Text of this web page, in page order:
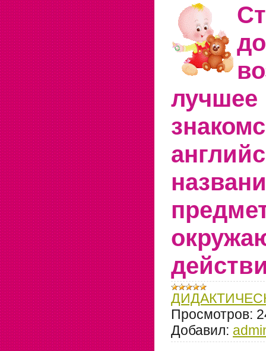
Просмотров:
Добавил: